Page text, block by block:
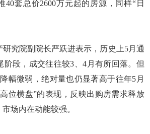
40套总价2600万元起的房源，同样“日
院副院长严跃进表示，历史上5月通
阶段，成交往往较3、4月有所回落。但
幅微弱，绝对量也仍显著高于往年5月
位横盘”的表现，反映出购房需求释放
场内在动能较强。